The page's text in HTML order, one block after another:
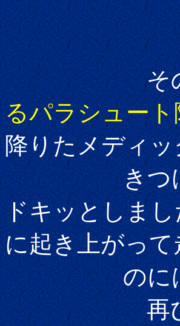
その後
るパラシュー
降りたメディ
きつけられ
ドキッとしま
に起き上がっ
のには驚
再び基地内